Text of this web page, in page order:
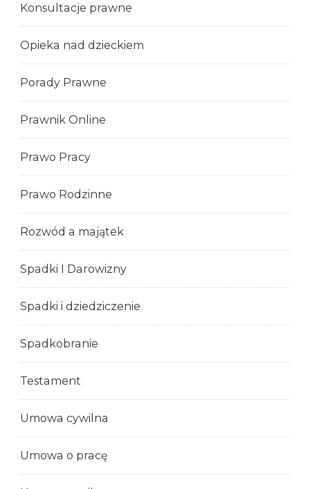
Konsultacje prawne
Opieka nad dzieckiem
Porady Prawne
Prawnik Online
Prawo Pracy
Prawo Rodzinne
Rozwód a majątek
Spadki I Darowizny
Spadki i dziedziczenie
Spadkobranie
Testament
Umowa cywilna
Umowa o pracę